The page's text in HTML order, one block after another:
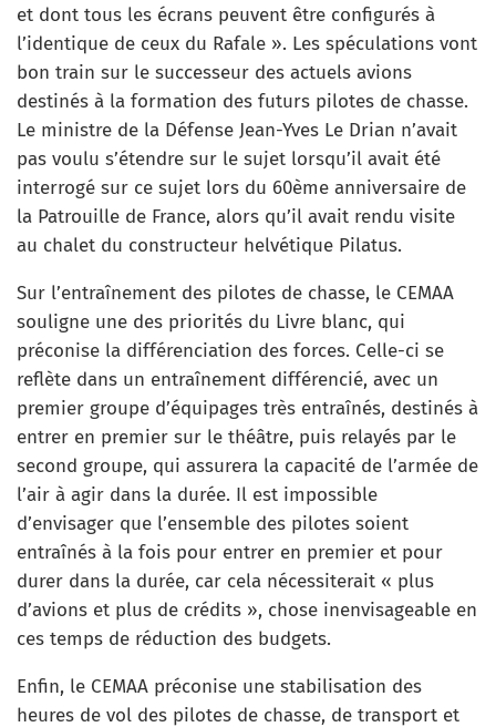
et dont tous les écrans peuvent être configurés à
l’identique de ceux du Rafale ». Les spéculations vont
bon train sur le successeur des actuels avions
destinés à la formation des futurs pilotes de chasse.
Le ministre de la Défense Jean-Yves Le Drian n’avait
pas voulu s’étendre sur le sujet lorsqu’il avait été
interrogé sur ce sujet lors du 60ème anniversaire de
la Patrouille de France, alors qu’il avait rendu visite
au chalet du constructeur helvétique Pilatus.
Sur l’entraînement des pilotes de chasse, le CEMAA
souligne une des priorités du Livre blanc, qui
préconise la différenciation des forces. Celle-ci se
reflète dans un entraînement différencié, avec un
premier groupe d’équipages très entraînés, destinés à
entrer en premier sur le théâtre, puis relayés par le
second groupe, qui assurera la capacité de l’armée de
l’air à agir dans la durée. Il est impossible
d’envisager que l’ensemble des pilotes soient
entraînés à la fois pour entrer en premier et pour
durer dans la durée, car cela nécessiterait « plus
d’avions et plus de crédits », chose inenvisageable en
ces temps de réduction des budgets.
Enfin, le CEMAA préconise une stabilisation des
heures de vol des pilotes de chasse, de transport et